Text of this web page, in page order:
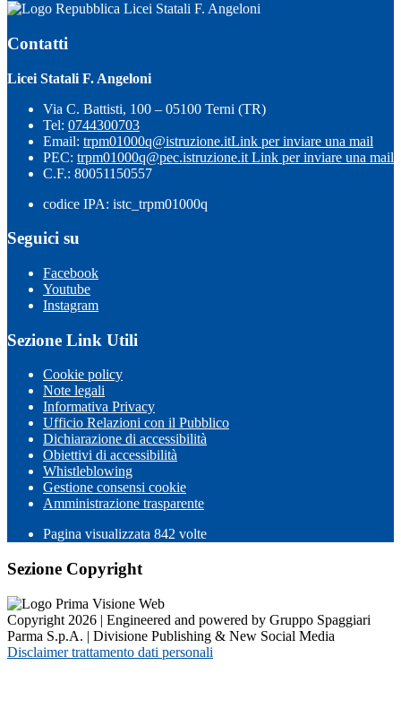
Licei Statali F. Angeloni
Contatti
Licei Statali F. Angeloni
Via C. Battisti, 100 – 05100 Terni (TR)
Tel: 0744300703
Email: trpm01000q@istruzione.itLink per inviare una mail
PEC: trpm01000q@pec.istruzione.it Link per inviare una mail
C.F.: 80051150557
codice IPA: istc_trpm01000q
Seguici su
Facebook
Youtube
Instagram
Sezione Link Utili
Cookie policy
Note legali
Informativa Privacy
Ufficio Relazioni con il Pubblico
Dichiarazione di accessibilità
Obiettivi di accessibilità
Whistleblowing
Gestione consensi cookie
Amministrazione trasparente
Pagina visualizzata 842 volte
Sezione Copyright
Copyright 2026 | Engineered and powered by Gruppo Spaggiari
Parma S.p.A. | Divisione Publishing & New Social Media
Disclaimer trattamento dati personali